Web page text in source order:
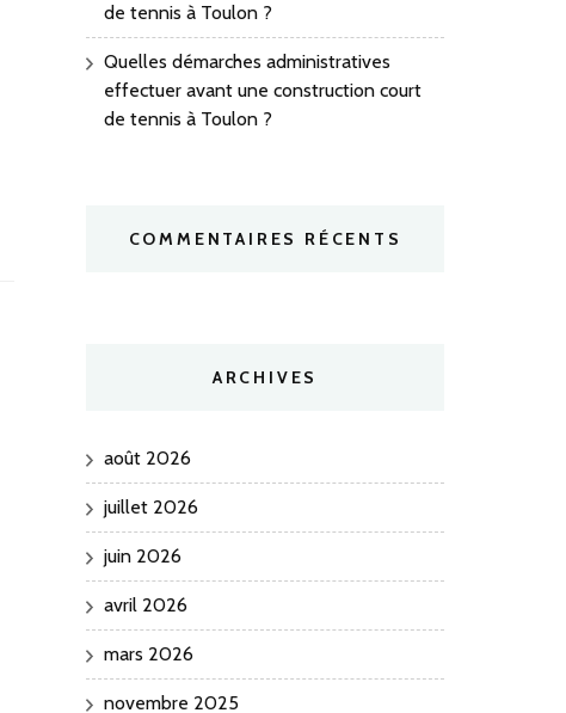
de tennis à Toulon ?
Quelles démarches administratives
effectuer avant une construction court
de tennis à Toulon ?
COMMENTAIRES RÉCENTS
ARCHIVES
août 2026
juillet 2026
juin 2026
avril 2026
mars 2026
novembre 2025